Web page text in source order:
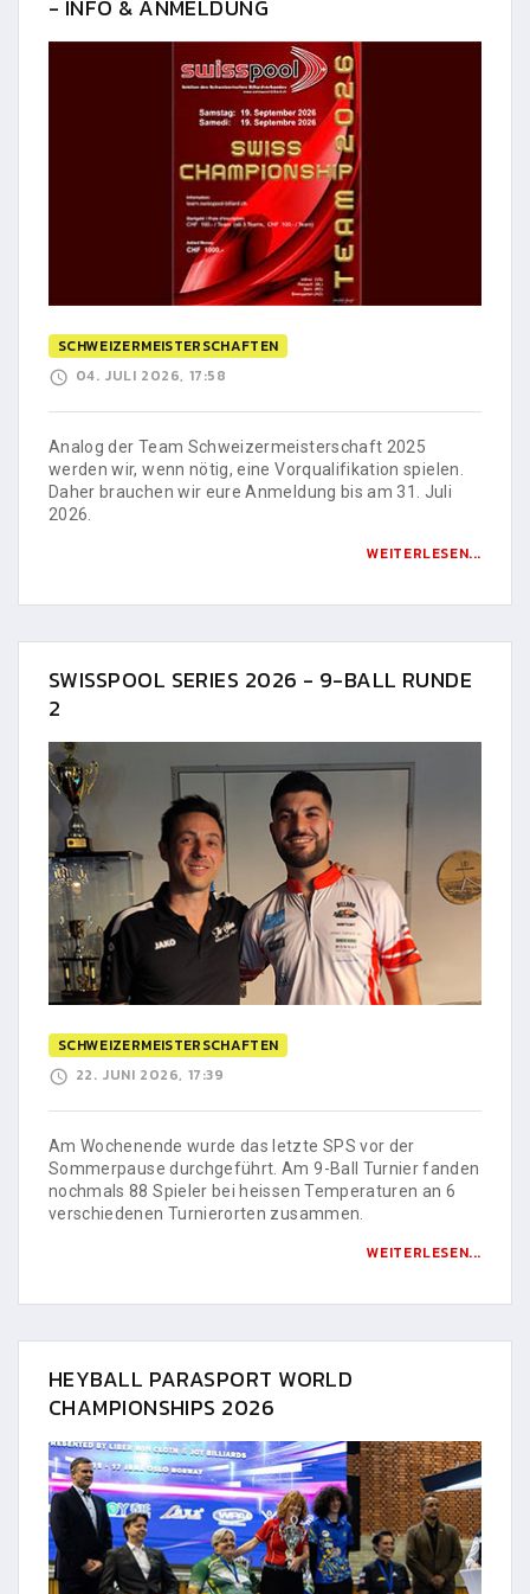
- INFO & ANMELDUNG
SCHWEIZERMEISTERSCHAFTEN
04. JULI 2026, 17:58
Analog der Team Schweizermeisterschaft 2025
werden wir, wenn nötig, eine Vorqualifikation spielen.
Daher brauchen wir eure Anmeldung bis am 31. Juli
2026.
WEITERLESEN...
SWISSPOOL SERIES 2026 - 9-BALL RUNDE
2
SCHWEIZERMEISTERSCHAFTEN
22. JUNI 2026, 17:39
Am Wochenende wurde das letzte SPS vor der
Sommerpause durchgeführt. Am 9-Ball Turnier fanden
nochmals 88 Spieler bei heissen Temperaturen an 6
verschiedenen Turnierorten zusammen.
WEITERLESEN...
HEYBALL PARASPORT WORLD
CHAMPIONSHIPS 2026